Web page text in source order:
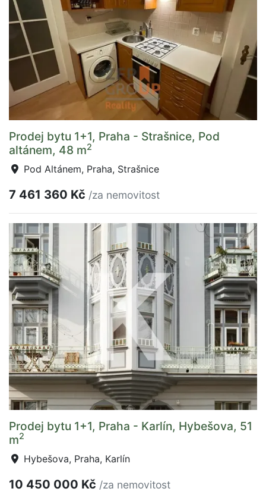
Prodej bytu 1+1, Praha - Strašnice, Pod
altánem, 48 m2
Pod Altánem, Praha, Strašnice
7 461 360 Kč /za nemovitost
Prodej bytu 1+1, Praha - Karlín, Hybešova, 51
m2
Hybešova, Praha, Karlín
10 450 000 Kč /za nemovitost